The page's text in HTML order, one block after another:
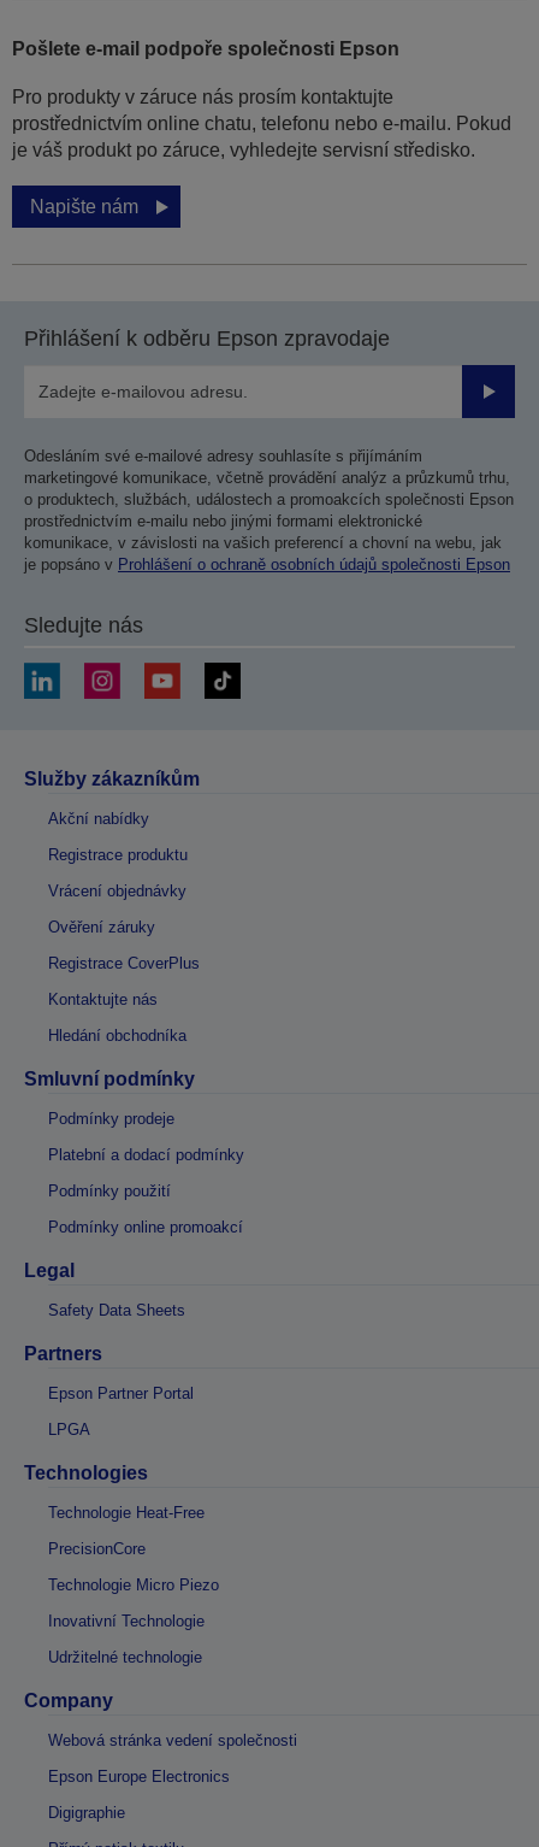
Pošlete e-mail podpoře společnosti Epson
Pro produkty v záruce nás prosím kontaktujte
prostřednictvím online chatu, telefonu nebo e-mailu. Pokud
je váš produkt po záruce, vyhledejte servisní středisko.
Napište nám
Přihlášení k odběru Epson zpravodaje
Odesláním své e-mailové adresy souhlasíte s přijímáním
marketingové komunikace, včetně provádění analýz a průzkumů trhu,
o produktech, službách, událostech a promoakcích společnosti Epson
prostřednictvím e-mailu nebo jinými formami elektronické
komunikace, v závislosti na vašich preferencí a chovní na webu, jak
je popsáno v Prohlášení o ochraně osobních údajů společnosti Epson
Sledujte nás
Služby zákazníkům
Akční nabídky
Registrace produktu
Vrácení objednávky
Ověření záruky
Registrace CoverPlus
Kontaktujte nás
Hledání obchodníka
Smluvní podmínky
Podmínky prodeje
Platební a dodací podmínky
Podmínky použití
Podmínky online promoakcí
Legal
Safety Data Sheets
Partners
Epson Partner Portal
LPGA
Technologies
Technologie Heat-Free
PrecisionCore
Technologie Micro Piezo
Inovativní Technologie
Udržitelné technologie
Company
Webová stránka vedení společnosti
Epson Europe Electronics
Digigraphie